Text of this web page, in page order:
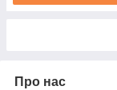
Про нас